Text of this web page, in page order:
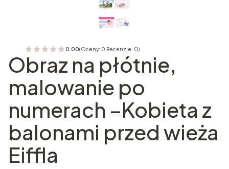
0.00(Oceny: 0 Recenzje: 0)
Obraz na płótnie,
malowanie po
numerach –Kobieta z
balonami przed wieża
Eiffla